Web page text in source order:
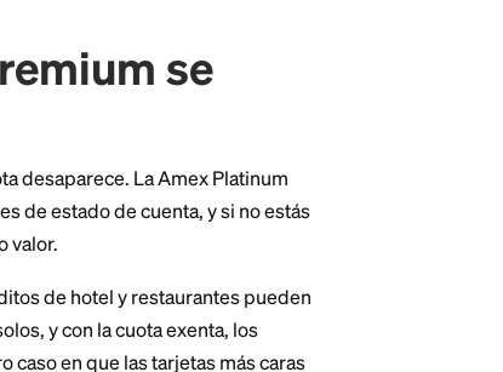
en lo militar.
de cuota depende de tu estatus cubierto y